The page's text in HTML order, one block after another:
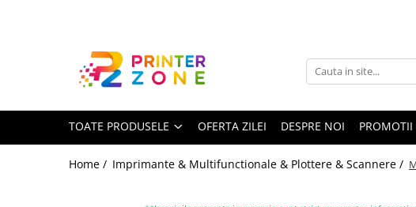
Toate Produsele
Imprimante cu jetTOATE PRODUSELE OFERTA ZILEI DESPRE NOI PROMOTII
Home / Imprimante & Multifunctionale & Plottere & Scannere /